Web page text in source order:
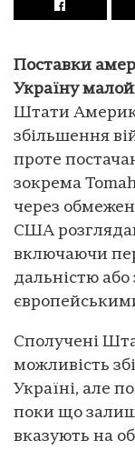
Поставки
Україну
Штати
збільшення
проте
зокрема
через
США
включаючи
дальністю або
Сполучені
можливість
Україні, але
поки що
вказують на